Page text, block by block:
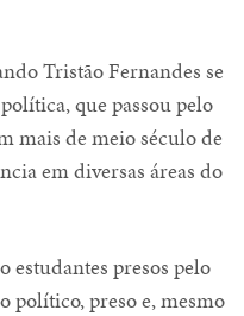
Tristão Fernandes se
que passou pelo
mais de meio século de
em diversas áreas do
estudantes presos pelo
político, preso e, mesmo